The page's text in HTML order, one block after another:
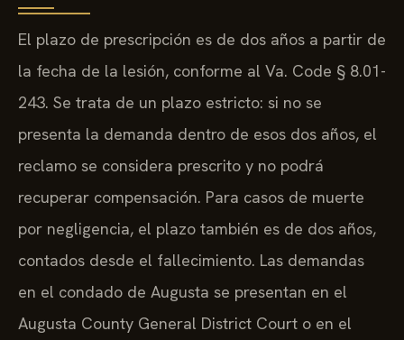
El plazo de prescripción es de dos años a partir de
la fecha de la lesión, conforme al Va. Code § 8.01-
243. Se trata de un plazo estricto: si no se
presenta la demanda dentro de esos dos años, el
reclamo se considera prescrito y no podrá
recuperar compensación. Para casos de muerte
por negligencia, el plazo también es de dos años,
contados desde el fallecimiento. Las demandas
en el condado de Augusta se presentan en el
Augusta County General District Court o en el